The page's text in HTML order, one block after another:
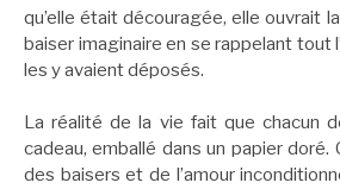
qu’elle était découragée, elle ouvrait
baiser imaginaire en se rappelant tout
les y avaient déposés.
La réalité de la vie fait que chacun
cadeau, emballé dans un papier doré.
des baisers et de l’amour